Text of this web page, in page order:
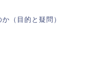
（目的と疑問）